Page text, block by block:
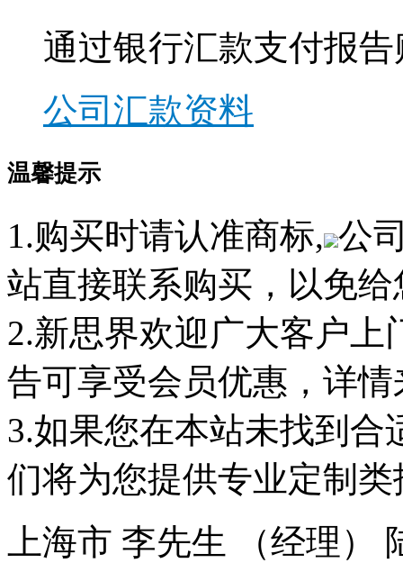
通过银行汇款支付报
公司汇款资料
温馨提示
1.购买时请认准商标, 公
站直接联系购买，以免
2.新思界欢迎广大客户
告可享受会员优惠，详
3.如果您在本站未找到
们将为您提供专业定制类
上海市 李先生 （经理）